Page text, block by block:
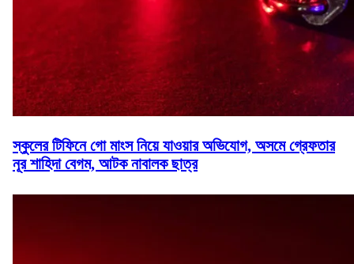
স্কুলের টিফিনে গো মাংস নিয়ে যাওয়ার অভিযোগ, অসমে গ্রেফতার
নূর শাহিদা বেগম, আটক নাবালক ছাত্র